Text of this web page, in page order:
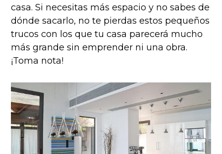
casa. Si necesitas más espacio y no sabes de
dónde sacarlo, no te pierdas estos pequeños
trucos con los que tu casa parecerá mucho
más grande sin emprender ni una obra.
¡Toma nota!